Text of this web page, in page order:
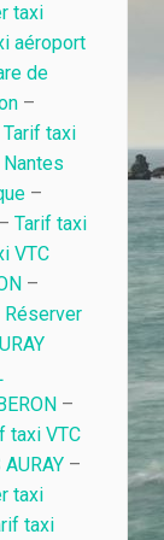
taxi
aéroport
de
–
Tarif taxi
–
– Tarif taxi
VTC
–
Réserver
–
taxi VTC
–
taxi
taxi